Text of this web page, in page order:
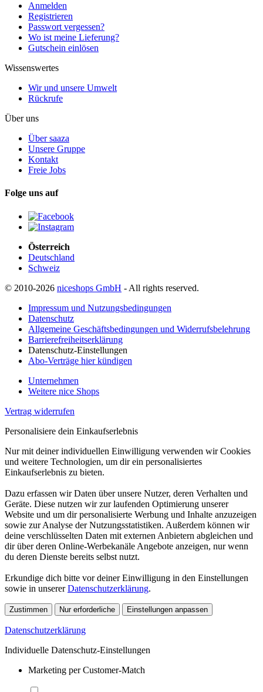
Anmelden
Registrieren
Passwort vergessen?
Wo ist meine Lieferung?
Gutschein einlösen
Wissenswertes
Wir und unsere Umwelt
Rückrufe
Über uns
Über saaza
Unsere Gruppe
Kontakt
Freie Jobs
Folge uns auf
Österreich
Deutschland
Schweiz
© 2010-2026 niceshops GmbH - All rights reserved.
Impressum und Nutzungsbedingungen
Datenschutz
Allgemeine Geschäftsbedingungen und Widerrufsbelehrung
Barrierefreiheitserklärung
Datenschutz-Einstellungen
Abo-Verträge hier kündigen
Unternehmen
Weitere nice Shops
Vertrag widerrufen
Personalisiere dein Einkaufserlebnis
Nur mit deiner individuellen Einwilligung verwenden wir Cookies
und weitere Technologien, um dir ein personalisiertes
Einkaufserlebnis zu bieten.
Dazu erfassen wir Daten über unsere Nutzer, deren Verhalten und
Geräte. Diese nutzen wir zur laufenden Optimierung unserer
Website und um dir personalisierte Werbung und Inhalte anzuzeigen
sowie zur Analyse der Nutzungsstatistiken. Außerdem können wir
deine verschlüsselten Daten mit externen Anbietern abgleichen und
dir über deren Online-Werbekanäle Angebote anzeigen, nur wenn
du deren Dienste bereits selbst nutzt.
Erkundige dich bitte vor deiner Einwilligung in den Einstellungen
sowie in unsererDatenschutzerklärung.
Zustimmen Nur erforderliche Einstellungen anpassen
Datenschutzerklärung
Individuelle Datenschutz-Einstellungen
Marketing per Customer-Match